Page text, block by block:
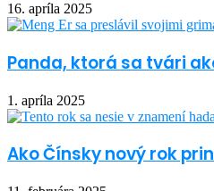
16. apríla 2025
Panda, ktorá sa tvári
1. apríla 2025
Ako Čínsky nový rok